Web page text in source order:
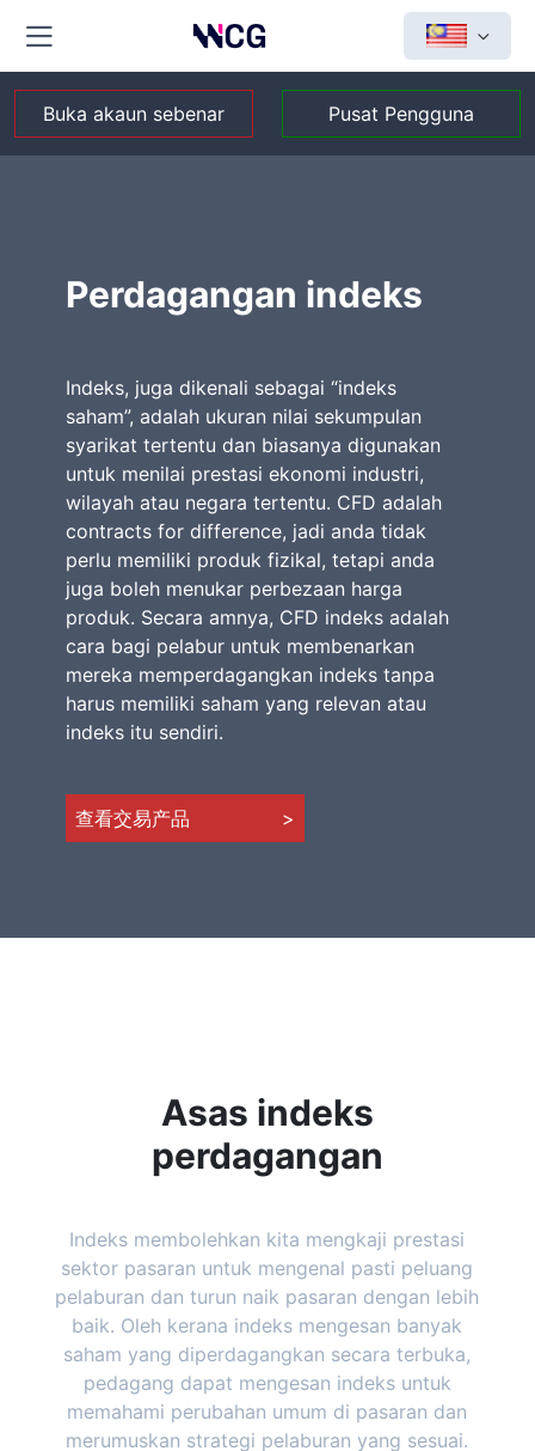
Buka akaun sebenar Pusat Pengguna
Perdagangan indeks
Indeks, juga dikenali sebagai “indeks
saham”, adalah ukuran nilai sekumpulan
syarikat tertentu dan biasanya digunakan
untuk menilai prestasi ekonomi industri,
wilayah atau negara tertentu. CFD adalah
contracts for difference, jadi anda tidak
perlu memiliki produk fizikal, tetapi anda
juga boleh menukar perbezaan harga
produk. Secara amnya, CFD indeks adalah
cara bagi pelabur untuk membenarkan
mereka memperdagangkan indeks tanpa
harus memiliki saham yang relevan atau
indeks itu sendiri.
查看交易产品 >
Asas indeks
perdagangan
Indeks membolehkan kita mengkaji prestasi
sektor pasaran untuk mengenal pasti peluang
pelaburan dan turun naik pasaran dengan lebih
baik. Oleh kerana indeks mengesan banyak
saham yang diperdagangkan secara terbuka,
pedagang dapat mengesan indeks untuk
memahami perubahan umum di pasaran dan
merumuskan strategi pelaburan yang sesuai.